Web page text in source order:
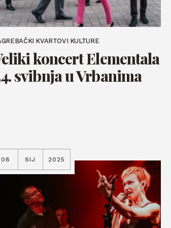
KVARTOVI KULTURE
koncert Elementala
svibnja u Vrbanima
08 SIJ 2025